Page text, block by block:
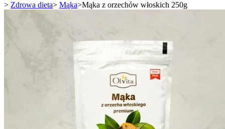
> Zdrowa dieta> Mąka>Mąka z orzechów włoskich 250g